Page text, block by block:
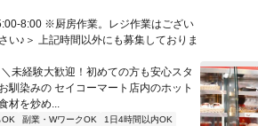
8:00 ※厨房作業。レジ作業はござい
い♪＞ 上記時間以外にも募集しておりま
未経験大歓迎！初めての方も安心スタ
馴染みの セイコーマート店内のホット
材を炒め...
副業・WワークOK
1日4時間以内OK